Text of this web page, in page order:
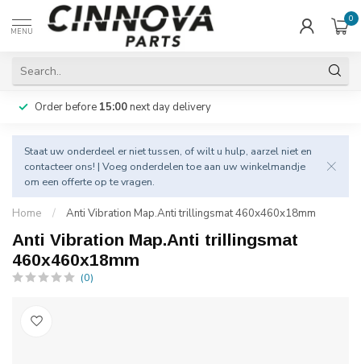
MENU
0
Order before 15:00next day delivery
Staat uw onderdeel er niet tussen, of wilt u hulp, aarzel niet en
contacteer ons! | Voeg onderdelen toe aan uw winkelmandje
om een offerte op te vragen.
Home / Anti Vibration Map.Anti trillingsmat 460x460x18mm
Anti Vibration Map.Anti trillingsmat
460x460x18mm
(0)